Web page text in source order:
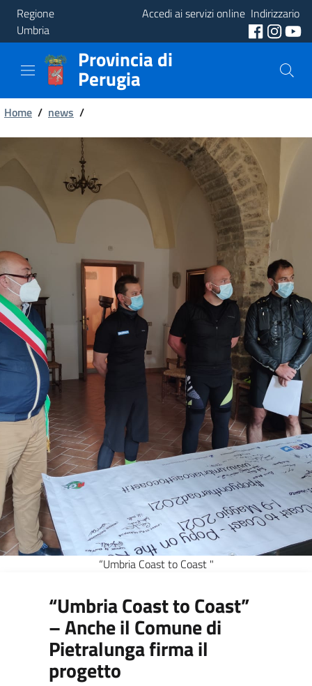
Regione
Umbria
Accedi ai servizi online Indirizzario
Provincia
Aree
Tematiche
Provincia di
Perugia
Briciole
di
pane
Home / news /
“Umbria Coast to Coast "
“Umbria Coast to Coast”
– Anche il Comune di
Pietralunga firma il
progetto